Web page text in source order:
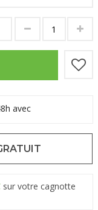
avec
sur votre cagnotte